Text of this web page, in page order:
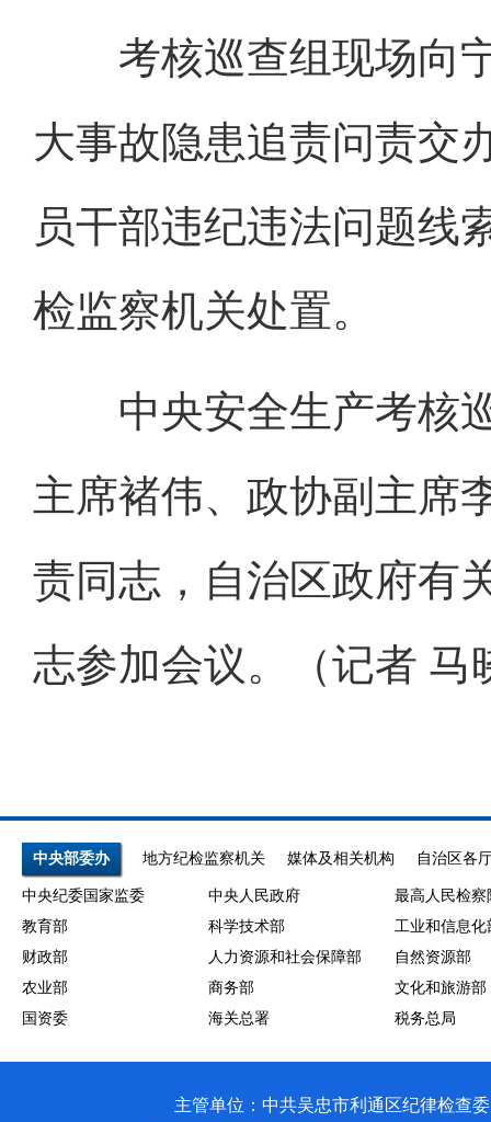
考核巡查组现场向宁
大事故隐患追责问责交
员干部违纪违法问题线
检监察机关处置。
中央安全生产考核巡
主席褚伟、政协副主席
责同志，自治区政府有
志参加会议。（记者 马
中央部委办 地方纪检监察机关 媒体及相关机构 自治区各
中央纪委国家监委 中央人民政府
最高人民检察
教育部
科学技术部
工业和信息化
财政部
人力资源和社会保障部
自然资源部
农业部
商务部
文化和旅游部
国资委
海关总署 税务总局
主管单位：中共吴忠市利通区纪律检查